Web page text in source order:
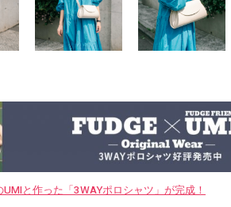
UMIと作った「3WAYポロシャツ」が完成！